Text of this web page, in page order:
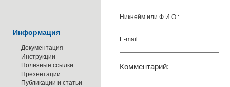
Информация
Документация
Инструкции
Полезные ссылки
Презентации
Публикации и статьи
Никнейм или Ф.И.О.:
E-mail:
Комментарий: